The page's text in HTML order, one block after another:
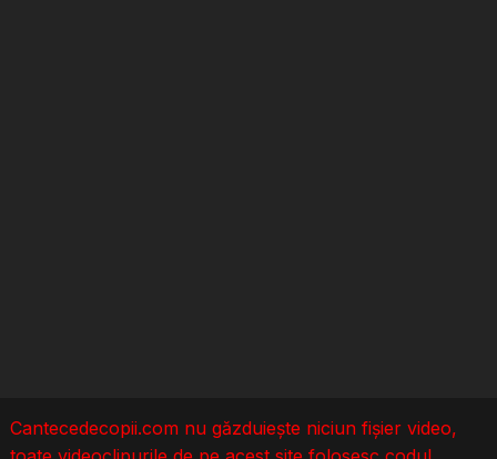
Cantecedecopii.com nu găzduieşte niciun fișier video,